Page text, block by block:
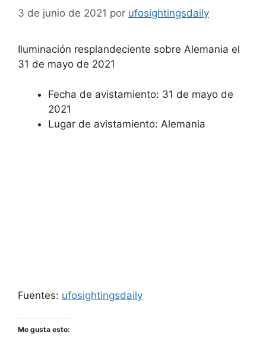
3 de junio de 2021 por ufosightingsdaily
Iluminación resplandeciente sobre Alemania el
31 de mayo de 2021
Fecha de avistamiento: 31 de mayo de
2021
Lugar de avistamiento: Alemania
Fuentes: ufosightingsdaily
Me gusta esto: